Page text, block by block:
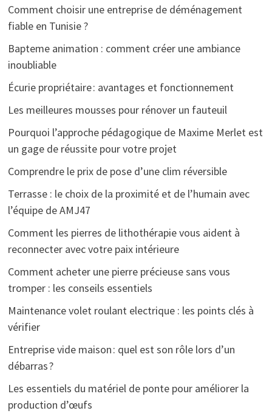
Comment choisir une entreprise de déménagement
fiable en Tunisie ?
Bapteme animation : comment créer une ambiance
inoubliable
Écurie propriétaire : avantages et fonctionnement
Les meilleures mousses pour rénover un fauteuil
Pourquoi l’approche pédagogique de Maxime Merlet est
un gage de réussite pour votre projet
Comprendre le prix de pose d’une clim réversible
Terrasse : le choix de la proximité et de l’humain avec
l’équipe de AMJ47
Comment les pierres de lithothérapie vous aident à
reconnecter avec votre paix intérieure
Comment acheter une pierre précieuse sans vous
tromper : les conseils essentiels
Maintenance volet roulant electrique : les points clés à
vérifier
Entreprise vide maison : quel est son rôle lors d’un
débarras ?
Les essentiels du matériel de ponte pour améliorer la
production d’œufs